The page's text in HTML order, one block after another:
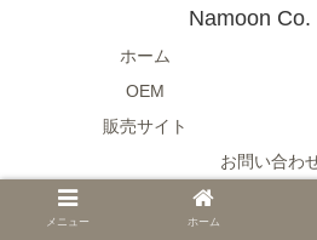
Namoon Co.
ホーム
OEM
販売サイト
お問い合わ
© 2017-2026
メニュー ホーム